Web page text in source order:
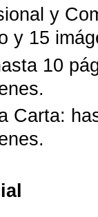
y
y 15
10
Carta: